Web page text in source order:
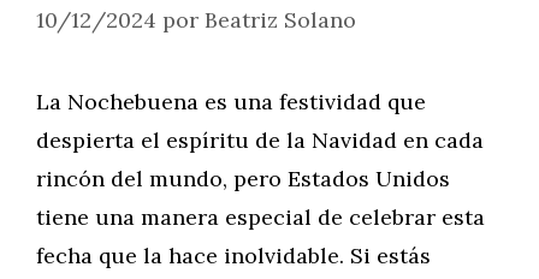
10/12/2024 por Beatriz Solano
La Nochebuena es una festividad que
despierta el espíritu de la Navidad en cada
rincón del mundo, pero Estados Unidos
tiene una manera especial de celebrar esta
fecha que la hace inolvidable. Si estás